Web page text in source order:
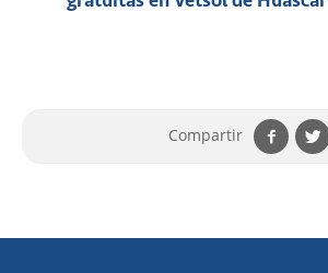
Compartir